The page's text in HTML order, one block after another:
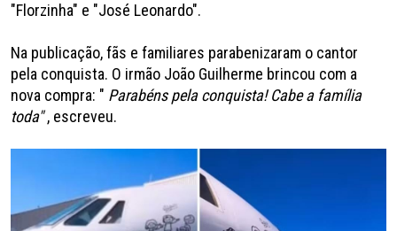
"Florzinha" e "José Leonardo".
Na publicação, fãs e familiares parabenizaram o cantor
pela conquista. O irmão João Guilherme brincou com a
nova compra: " Parabéns pela conquista! Cabe a família
toda", escreveu.